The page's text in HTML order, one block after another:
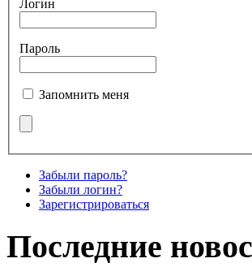
Логин
Пароль
Запомнить меня
Забыли пароль?
Забыли логин?
Зарегистрироваться
Последние